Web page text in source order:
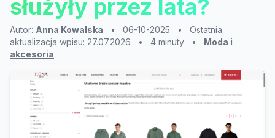
służyły przez lata?
Autor: Anna Kowalska • 06-10-2025 •
Ostatnia
aktualizacja wpisu: 27.07.2026
• 4 minuty •
Moda i
akcesoria